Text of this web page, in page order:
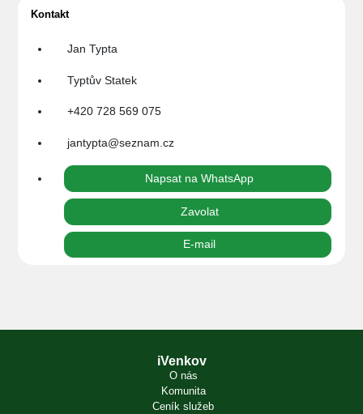
Kontakt
Jan Typta
Typtův Statek
+420 728 569 075
jantypta@seznam.cz
Napsat na WhatsApp
Zavolat
E-mail
iVenkov
O nás
Komunita
Ceník služeb